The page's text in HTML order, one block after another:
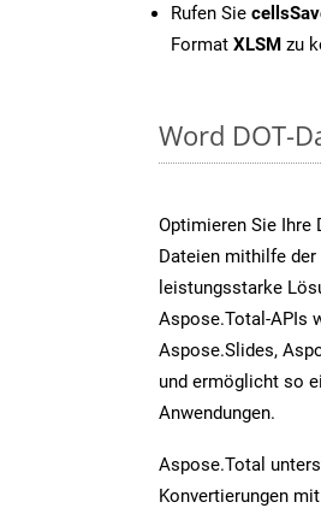
Rufen Sie
Format XLSM zu
Word DOT-
Optimieren Sie Ihre
Dateien mithilfe
leistungsstarke
Aspose.Total-APIs
Aspose.Slides,
und ermöglicht so
Anwendungen.
Aspose.Total
Konvertierungen